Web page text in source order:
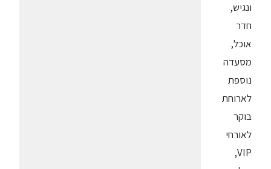
ונגיש,
חדר
אוכל,
מסעדה
נוספת
לארוחת
בוקר
לאורחי
VIP,